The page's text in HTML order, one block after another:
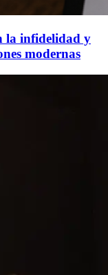
la infidelidad y
modernas